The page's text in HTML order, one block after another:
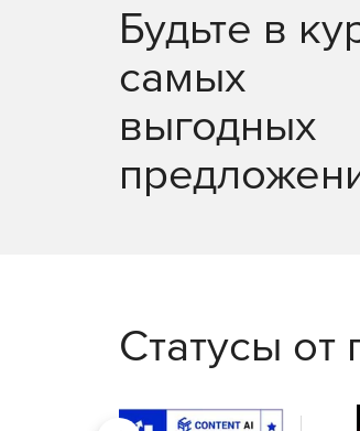
Будьте в
самых
выгодных
Статусы от